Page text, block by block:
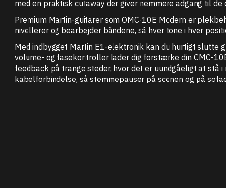
med en praktisk cutaway der giver nemmere adgang til de
Premium Martin-guitarer som OMC-10E Modern er
nivellerer og bearbejder båndene, så hver tone i hver
Med indbygget Martin E1-elektronik kan du hurtigt slutte
volume- og fasekontroller lader dig forstærke din OMC-
feedback på trange steder, hvor det er uundgåeligt at stå
kabelforbindelse, så stemmepauser på scenen og på